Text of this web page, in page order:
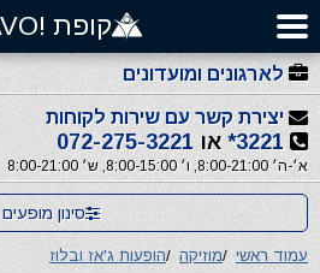
קופת !BRAVO
לארגונים ומועדונים
יצירת קשר עם שירות לקוחות
3221* או 072-275-3221
א׳-ה׳ 8:00-21:00, ו׳ 8:00-15:00, ש׳ 8:00-21:00
סינון מופעים
עמוד ראשי /מוזיקה /הופעות ג'אז ובלוז